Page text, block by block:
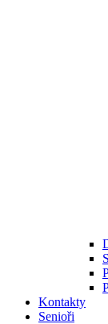
Kontakty
Senioři